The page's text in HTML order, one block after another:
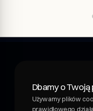
Dbamy o
Używamy plików
prawidłowego
Shroom - napój
Funkcjonalny napój z